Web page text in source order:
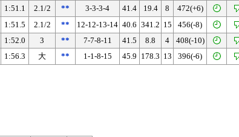
1:51.1 2.1/2 ** 3-3-3-4 41.4 19.4 8
472(+6)
1:51.5 2.1/2 ** 12-12-13-14 40.6 341.2 15
456(-8)
1:52.0 3 ** 7-7-8-11 41.5 8.8 4
408(-10)
1:56.3 大 ** 1-1-8-15 45.9 178.3 13 396(-6)